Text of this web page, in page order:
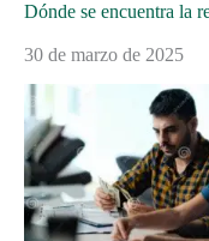
Dónde se encuentra la
30 de marzo de 2025